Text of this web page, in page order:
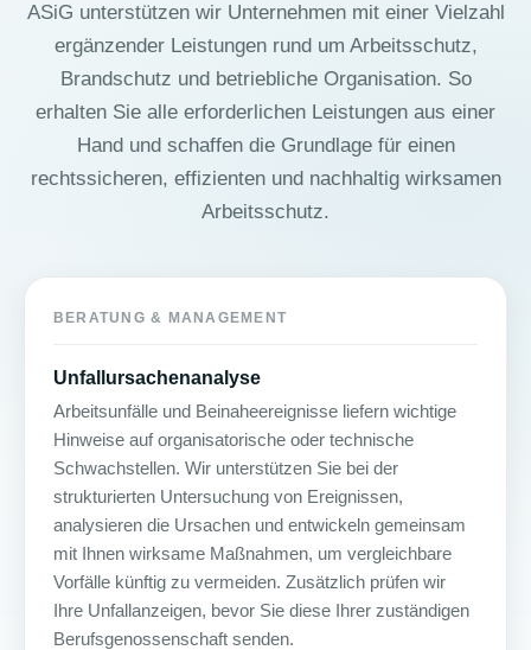
ASiG unterstützen wir Unternehmen mit einer Vielzahl
ergänzender Leistungen rund um Arbeitsschutz,
Brandschutz und betriebliche Organisation. So
erhalten Sie alle erforderlichen Leistungen aus einer
Hand und schaffen die Grundlage für einen
rechtssicheren, effizienten und nachhaltig wirksamen
Arbeitsschutz.
BERATUNG & MANAGEMENT
Unfallursachenanalyse
Arbeitsunfälle und Beinaheereignisse liefern wichtige
Hinweise auf organisatorische oder technische
Schwachstellen. Wir unterstützen Sie bei der
strukturierten Untersuchung von Ereignissen,
analysieren die Ursachen und entwickeln gemeinsam
mit Ihnen wirksame Maßnahmen, um vergleichbare
Vorfälle künftig zu vermeiden. Zusätzlich prüfen wir
Ihre Unfallanzeigen, bevor Sie diese Ihrer zuständigen
Berufsgenossenschaft senden.